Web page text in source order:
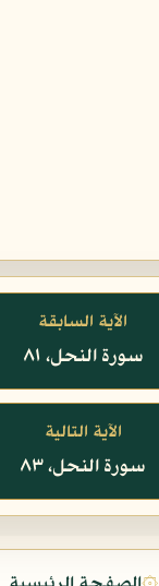
الآية السابقة
سورة النحل، ٨١
الآية التالية
سورة النحل، ٨٣